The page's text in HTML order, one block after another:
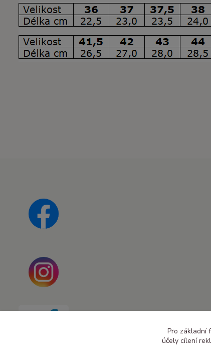
Pro základní
účely cílení